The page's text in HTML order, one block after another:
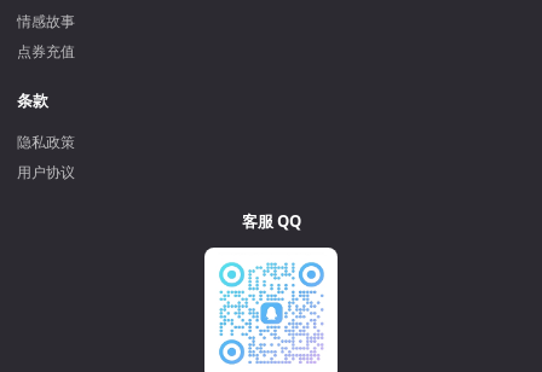
情感故事
点券充值
条款
隐私政策
用户协议
客服 QQ